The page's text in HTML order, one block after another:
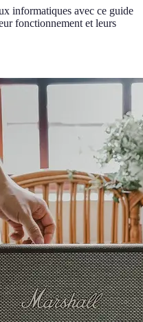
informatiques avec ce guide
fonctionnement et leurs